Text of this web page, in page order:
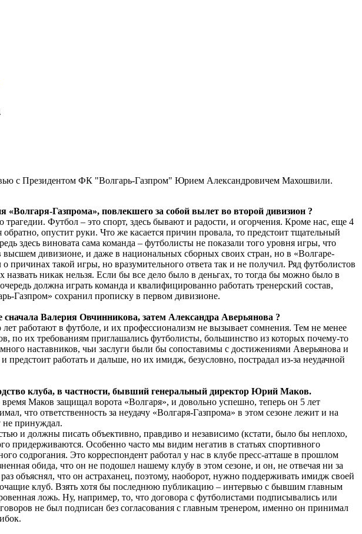
с Президентом ФК "Волгарь-Газпром" Юрием Александровичем Махошвили.
Газпрома», повлекшего за собой вылет во второй дивизион ?
Футбол – это спорт, здесь бывают и радости, и огорчения. Кроме нас, еще 4
опустит руки. Что же касается причин провала, то предстоит тщательный
здесь виновата сама команда – футболисты не показали того уровня игры, что
дивизионе, и даже в национальных сборных своих стран, но в «Волгаре-
такой игры, но вразумительного ответа так и не получил. Ряд футболистов
никак нельзя. Если бы все дело было в деньгах, то тогда бы можно было в
должна играть команда и квалифицированно работать тренерский состав,
Газпром» сохранил прописку в первом дивизионе.
Валерия Овчинникова, затем Александра Аверьянова ?
работают в футболе, и их профессионализм не вызывает сомнения. Тем не менее
по их требованиям приглашались футболисты, большинство из которых почему-то
наставников, чьи заслуги были бы сопоставимы с достижениями Аверьянова и
работать и дальше, но их имидж, безусловно, пострадал из-за неудачной
клуба, в частности, бывший генеральный директор Юрий Маков.
время Маков защищал ворота «Волгаря», и довольно успешно, теперь он 5 лет
что ответственность за неудачу «Волгаря-Газпрома» в этом сезоне лежит и на
не принуждал.
и должны писать объективно, правдиво и независимо (кстати, было бы неплохо,
придерживаются. Особенно часто мы видим негатив в статьях спортивного
содрогания. Это корреспондент работал у нас в клубе пресс-атташе в прошлом
обида, что он не подошел нашему клубу в этом сезоне, и он, не отвечая ни за
объяснял, что он астраханец, поэтому, наоборот, нужно поддерживать имидж своей
клуб. Взять хотя бы последнюю публикацию – интервью с бывшим главным
ложь. Ну, например, то, что договора с футболистами подписывались или
не был подписан без согласования с главным тренером, именно он принимал